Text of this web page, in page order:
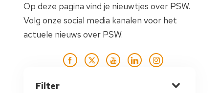
Op deze pagina vind je nieuwtjes over PSW.
Volg onze social media kanalen voor het
actuele nieuws over PSW.
Filter